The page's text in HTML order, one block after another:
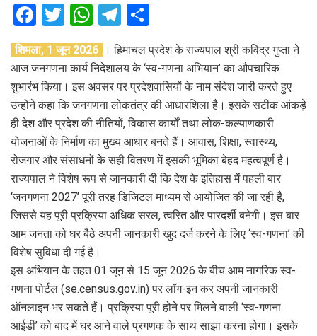
F
a
ce
b
o
o
k
T
wi
tt
er
W
h
at
s
A
p
p
T
e
gr
a
m
h
ar
e
शिमला, 1 जून 2026
। हिमाचल प्रदेश के राज्यपाल श्री कविंद्र गुप्ता ने
आज जनगणना कार्य निदेशालय के ‘स्व-गणना अभियान’ का औपचारिक
शुभारंभ किया। इस अवसर पर प्रदेशवासियों के नाम संदेश जारी करते हुए
उन्होंने कहा कि जनगणना लोकतंत्र की आधारशिला है। इसके सटीक आंकड़े
ही देश और प्रदेश की नीतियों, विकास कार्यों तथा लोक-कल्याणकारी
योजनाओं के निर्माण का मुख्य आधार बनते हैं। आवास, शिक्षा, स्वास्थ्य,
रोजगार और संसाधनों के सही वितरण में इसकी भूमिका बेहद महत्वपूर्ण है।
राज्यपाल ने विशेष रूप से जानकारी दी कि देश के इतिहास में पहली बार
‘जनगणना 2027’ पूरी तरह डिजिटल माध्यम से आयोजित की जा रही है,
जिससे यह पूरी प्रक्रिया अधिक सरल, त्वरित और पारदर्शी बनेगी। इस बार
आम जनता को घर बैठे अपनी जानकारी खुद दर्ज करने के लिए ‘स्व-गणना’ की
विशेष सुविधा दी गई है।
इस अभियान के तहत 01 जून से 15 जून 2026 के बीच आम नागरिक स्व-
गणना पोर्टल (se.census.gov.in) पर लॉग-इन कर अपनी जानकारी
ऑनलाइन भर सकते हैं। प्रक्रिया पूरी होने पर मिलने वाली ‘स्व-गणना
आईडी’ को बाद में घर आने वाले प्रगणक के साथ साझा करना होगा। इसके